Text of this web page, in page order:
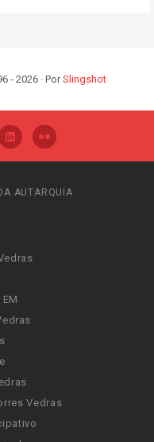
- 2026 · PorSlingshot
AUTARQUIA
Vedras